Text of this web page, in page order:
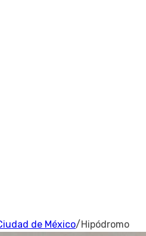
de México/Hipódromo